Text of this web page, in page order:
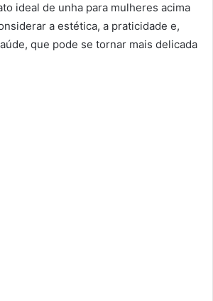
ideal de unha para mulheres acima
a estética, a praticidade e,
que pode se tornar mais delicada